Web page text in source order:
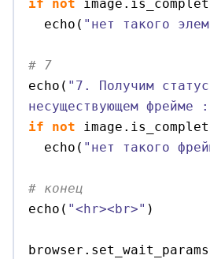
if
not image.
  echo
( "нет такого
# 7
echo ( "7. Получим
несуществующем фрейме
if
not image.
  echo
( "нет такого
# конец
echo ( "<hr><br>" )
browser. set_wait_params